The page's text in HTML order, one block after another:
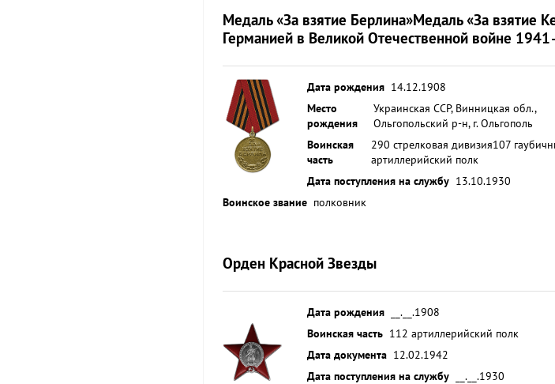
Медаль «За взятие Берлина»Медаль «За взятие
Германией в Великой Отечественной войне
Дата рождения 14.12.1908
Место
рождения
Украинская ССР, Винницкая обл.,
Ольгопольский р-н, г. Ольгополь
Воинская
часть
290 стрелковая дивизия107
артиллерийский полк
Дата поступления на службу 13.10.1930
Воинское звание полковник
Орден Красной Звезды
Дата рождения
__.__.1908
Воинская часть 112 артиллерийский полк
Дата документа 12.02.1942
Дата поступления на службу
__.__.1930